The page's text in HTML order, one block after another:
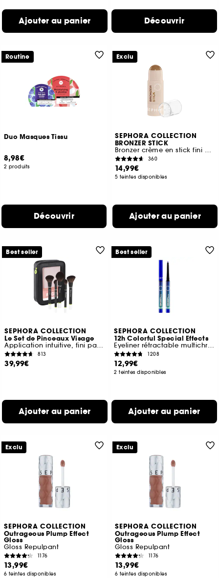
Ajouter au panier Découvrir
Duo Masques Tissu
8,98€
2 produits
Découvrir
Routine
SEPHORA COLLECTION
BRONZER STICK
Bronzer crème en stick fini mat longue tenue
360
14,99€
5 teintes disponibles
Ajouter au panier
Exclu
SEPHORA COLLECTION
Le Set de Pinceaux Visage
Application intuitive, fini parfait
813
39,99€
Ajouter au panier
Best seller
SEPHORA COLLECTION
12h Colorful Special Effects
Eyeliner rétractable multichrome
1208
12,99€
2 teintes disponibles
Ajouter au panier
Best seller
SEPHORA COLLECTION
Outrageous Plump Effect
Gloss
Gloss Repulpant
1176
13,99€
6 teintes disponibles
Exclu
SEPHORA COLLECTION
Outrageous Plump Effect
Gloss
Gloss Repulpant
1176
13,99€
6 teintes disponibles
Exclu